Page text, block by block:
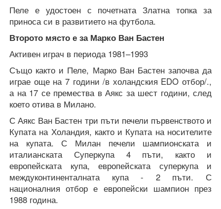
Пеле е удостоен с почетната Златна топка за
приноса си в развитието на футбола.
Второто място е за Марко Ван Бастен
Активен играч в периода 1981–1993
Също както и Пеле, Марко Ван Бастен започва да
играе още на 7 години /в холандския EDO отбор/.,
а на 17 се премества в Аякс за шест години, след
което отива в Милано.
С Аякс Ван Бастен три пъти печели първенството и
Купата на Холандия, както и Купата на носителите
на купата. С Милан печели шампионската и
италианската Суперкупа 4 пъти, както и
европейската купа, европейската суперкупа и
междуконтиненталната купа - 2 пъти. С
националния отбор е европейски шампион през
1988 година.